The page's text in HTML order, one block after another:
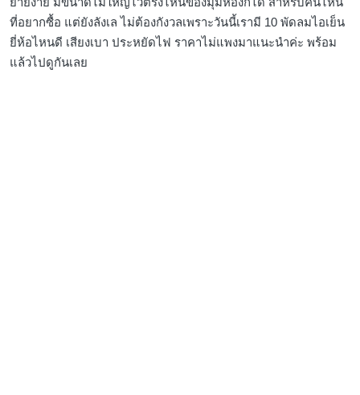
ที่อยากซื้อ แต่ยังลังเล ไม่ต้องกังวลเพราะวันนี้เรามี 10 พัดลมไอเย็น
ยี่ห้อไหนดี เสียงเบา ประหยัดไฟ ราคาไม่แพงมาแนะนำค่ะ พร้อม
แล้วไปดูกันเลย